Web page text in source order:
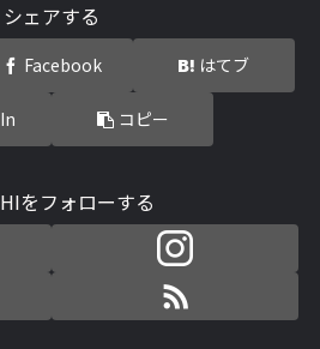
シェアする
Facebook はてブ
コピー
をフォローする